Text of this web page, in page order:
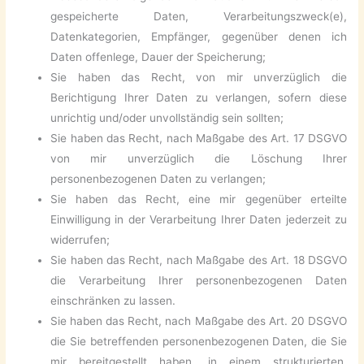
gespeicherte Daten, Verarbeitungszweck(e),
Datenkategorien, Empfänger, gegenüber denen ich
Daten offenlege, Dauer der Speicherung;
Sie haben das Recht, von mir unverzüglich die
Berichtigung Ihrer Daten zu verlangen, sofern diese
unrichtig und/oder unvollständig sein sollten;
Sie haben das Recht, nach Maßgabe des Art. 17 DSGVO
von mir unverzüglich die Löschung Ihrer
personenbezogenen Daten zu verlangen;
Sie haben das Recht, eine mir gegenüber erteilte
Einwilligung in der Verarbeitung Ihrer Daten jederzeit zu
widerrufen;
Sie haben das Recht, nach Maßgabe des Art. 18 DSGVO
die Verarbeitung Ihrer personenbezogenen Daten
einschränken zu lassen.
Sie haben das Recht, nach Maßgabe des Art. 20 DSGVO
die Sie betreffenden personenbezogenen Daten, die Sie